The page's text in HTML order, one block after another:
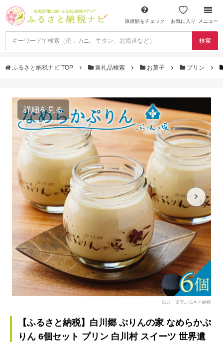
限度額をチェック お気に入り メニュー
検索
ふるさと納税ナビ TOP 返礼品検索 お菓子 プリン
詳細を見る
出典：楽天ふるさと納税
【ふるさと納税】白川郷 ぷりんの家 なめらかぷ
りん 6個セット プリン 白川村 スイーツ 世界遺